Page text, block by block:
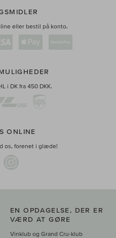
eller bestil på konto.
i DK fra 450 DKK.
ONLINE
os, forenet i glæde!
EN OPDAGELSE, DER ER
VÆRD AT GØRE
Vinklub og Grand Cru-klub